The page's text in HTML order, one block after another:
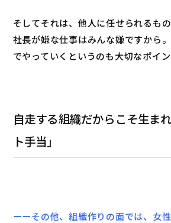
そしてそれは、他人に任せられるも
社長が嫌な仕事はみんな嫌ですから
でやっていくというのも大切なポイン
自走する組織だからこそ生ま
ト手当」
ーーその他、組織作りの面では、女